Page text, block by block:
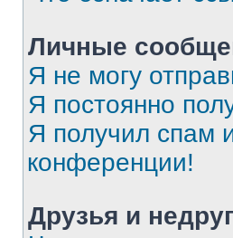
Личные
Я не могу
Я постоянно
Я получил спам
конференции!
Друзья и